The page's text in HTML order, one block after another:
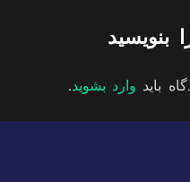
بنویسید
باید وارد بشوید.